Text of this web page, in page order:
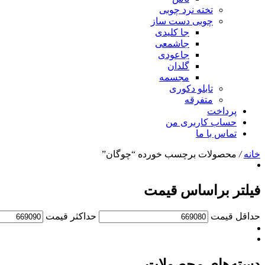
تخته نرد چوبی
چوبی دست ساز
جا کلیدی
جاشمعی
جاعودی
گلدان
مجسمه
تابلو دکوری
متفرقه
پرداخت
حساب کاربری من
تماس با ما
خانه/ محصولات برچسب خورده “چوگان”
فیلتر براساس قیمت
حداقل قیمت حداكثر قيمت